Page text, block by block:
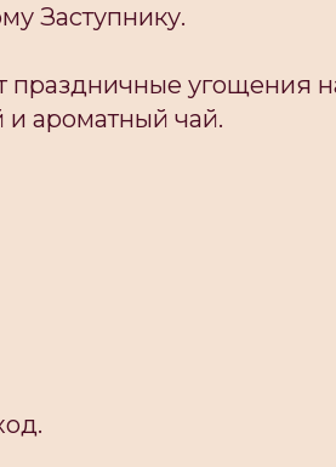
Заступнику.
праздничные угощения
и ароматный чай.